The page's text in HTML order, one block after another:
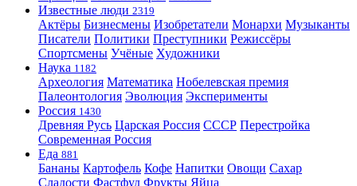
Известные люди 2319
Актёры Бизнесмены Изобретатели Монархи Музыканты
Писатели Политики Преступники Режиссёры
Спортсмены Учёные Художники
Наука 1182
Археология Математика Нобелевская премия
Палеонтология Эволюция Эксперименты
Россия 1430
Древняя Русь Царская Россия СССР Перестройка
Современная Россия
Еда 881
Бананы Картофель Кофе Напитки Овощи Сахар
Сладости Фастфуд Фрукты Яйца